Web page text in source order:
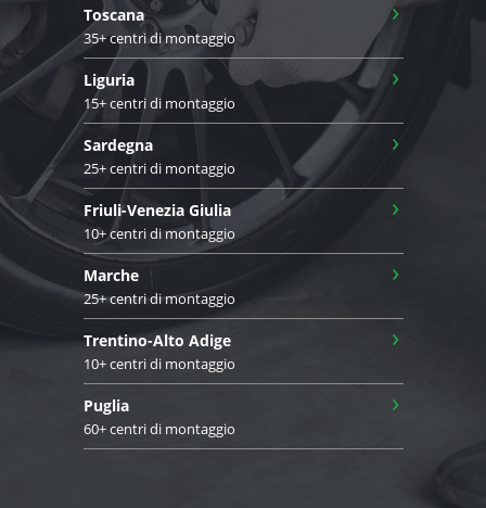
Toscana
35+ centri di montaggio
›
Liguria
15+ centri di montaggio
›
Sardegna
25+ centri di montaggio
›
Friuli-Venezia Giulia
10+ centri di montaggio
›
Marche
25+ centri di montaggio
›
Trentino-Alto Adige
10+ centri di montaggio
›
Puglia
60+ centri di montaggio
›